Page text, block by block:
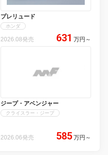
プレリュード
ホンダ
2026.08発売 631 万円 ～
ジープ・アベンジャー
クライスラー・ジープ
2026.06発売 585 万円 ～